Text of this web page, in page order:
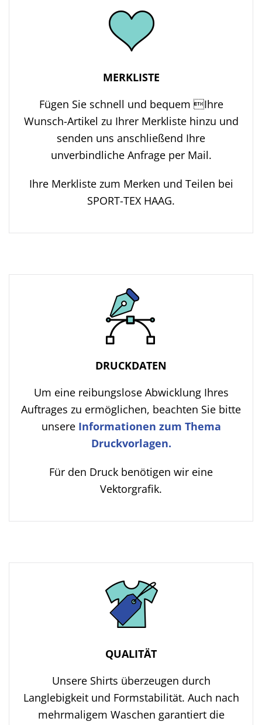
MERKLISTE
Fügen Sie schnell und bequem Ihre
Wunsch-Artikel zu Ihrer Merkliste hinzu und
senden uns anschließend Ihre
unverbindliche Anfrage per Mail.
Ihre Merkliste zum Merken und Teilen bei
SPORT-TEX HAAG.
DRUCKDATEN
Um eine reibungslose Abwicklung Ihres
Auftrages zu ermöglichen, beachten Sie bitte
unsere Informationen zum Thema
Druckvorlagen.
Für den Druck benötigen wir eine
Vektorgrafik.
QUALITÄT
Unsere Shirts überzeugen durch
Langlebigkeit und Formstabilität. Auch nach
mehrmaligem Waschen garantiert die